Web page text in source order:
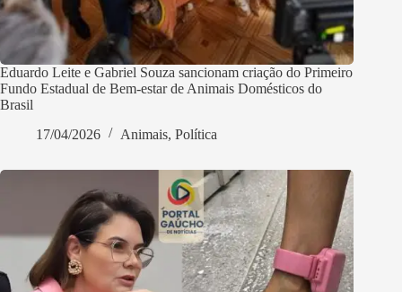
Eduardo Leite e Gabriel Souza sancionam criação do Primeiro
Fundo Estadual de Bem-estar de Animais Domésticos do
Brasil
17/04/2026
Animais, Política